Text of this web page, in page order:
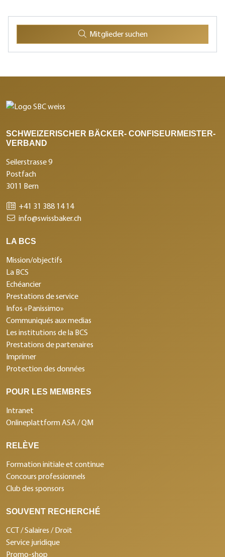
Mitglieder suchen
SCHWEIZERISCHER BÄCKER- CONFISEURMEISTER-
VERBAND
Seilerstrasse 9
Postfach
3011 Bern
+41 31 388 14 14
info@swissbaker.ch
LA BCS
Mission/objectifs
La BCS
Echéancier
Prestations de service
Infos «Panissimo»
Communiqués aux medias
Les institutions de la BCS
Prestations de partenaires
Imprimer
Protection des données
POUR LES MEMBRES
Intranet
Onlineplattform ASA / QM
RELÈVE
Formation initiale et continue
Concours professionnels
Club des sponsors
SOUVENT RECHERCHÉ
CCT / Salaires / Droit
Service juridique
Promo-shop